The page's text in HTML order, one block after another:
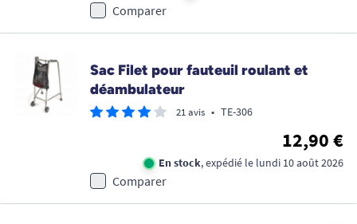
Comparer
Sac Filet pour fauteuil roulant et
déambulateur
21 avis • TE-306
12,90 €
En stock, expédié le lundi 10 août 2026
Comparer